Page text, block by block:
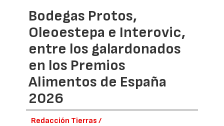
Bodegas Protos,
Oleoestepa e Interovic,
entre los galardonados
en los Premios
Alimentos de España
2026
Redacción Tierras /